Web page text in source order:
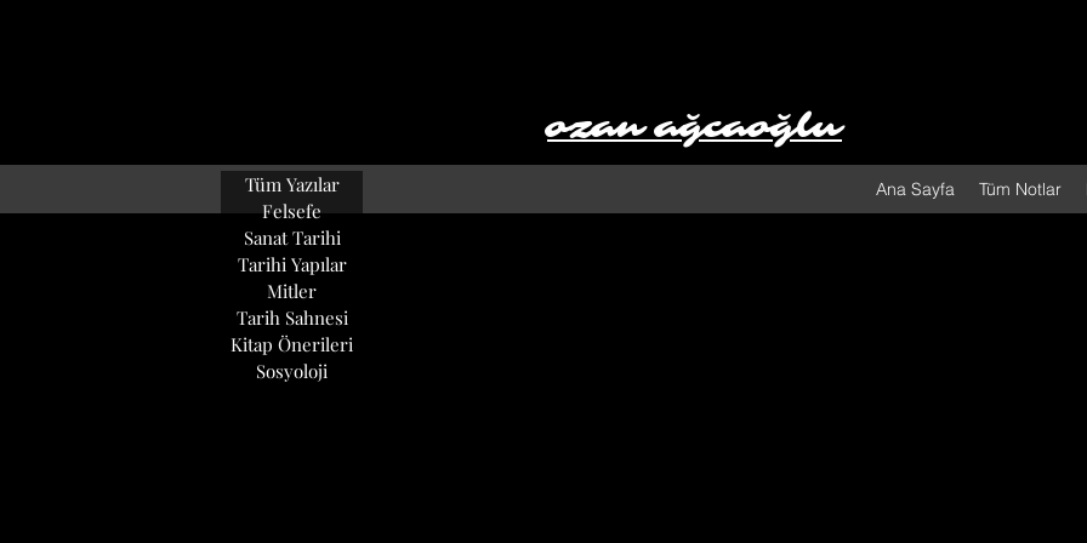
ozan ağcaoğlu
Ana Sayfa Tüm Notlar
Tüm Yazılar
Felsefe
Sanat Tarihi
Tarihi Yapılar
Mitler
Tarih Sahnesi
Kitap Önerileri
Sosyoloji